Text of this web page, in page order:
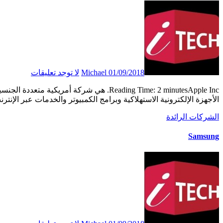
Michael 01/09/2018 لا توجد تعليقات
Reading Time: 2 minutesApple Inc. هي شركة أمريكية متعددة الجنسيات للتكنولوجيا مقرها في Cupertino ، كاليفورنيا ، تقوم بتصميم وتصنيع وبيع
الأجهزة الإلكترونية الاستهلاكية وبرامج الكمبيوتر والخدمات عبر
الشركات الرائدة
Samsung